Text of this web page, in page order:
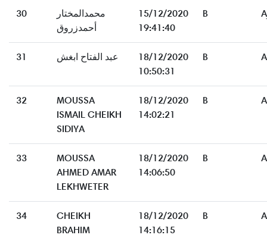
30
محمدالمختار
أحمدزروق
15/12/2020
19:41:40
B
31 عبد الفتاح ابغش
18/12/2020
10:50:31
B
32
MOUSSA
ISMAIL CHEIKH
SIDIYA
18/12/2020
14:02:21
B
33
MOUSSA
AHMED AMAR
LEKHWETER
18/12/2020
14:06:50
B
34
CHEIKH
BRAHIM
18/12/2020
14:16:15
B